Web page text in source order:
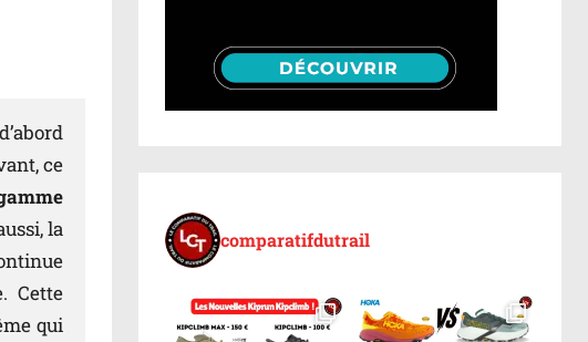
ce
la
Cette
qui
comparatifdutrail